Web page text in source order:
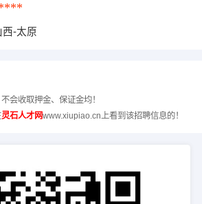
西-太原
会收取押金、保证金均！
灵石人才网www.xiupiao.cn上看到该招聘信息的！